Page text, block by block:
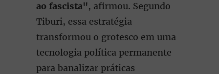
ao fascista", afirmou. Segundo
Tiburi, essa estratégia
transformou o grotesco em uma
tecnologia política permanente
para banalizar práticas